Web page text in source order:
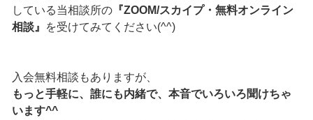
している当相談所の『ZOOM/スカイプ・無料オンライン
相談』
を受けてみてください(^^)
入会無料相談もありますが、
もっと手軽に、誰にも内緒で、本音でいろいろ聞けちゃ
います^^